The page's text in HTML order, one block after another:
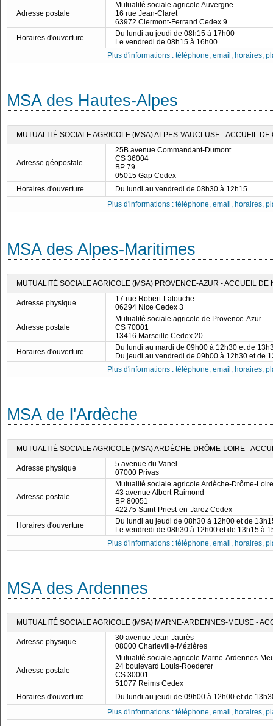
Adresse postale
Mutualité sociale agricole Auvergne
16 rue Jean-Claret
63972 Clermont-Ferrand Cedex 9
Horaires d'ouverture
Du lundi au jeudi de 08h15 à 17h00
Le vendredi de 08h15 à 16h00
Plus d'informations : téléphone, email, horaires,
MSA des Hautes-Alpes
MUTUALITÉ SOCIALE AGRICOLE (MSA) ALPES-VAUCLUSE - ACCUEIL DE
Adresse géopostale
25B avenue Commandant-Dumont
CS 36004
BP 79
05015 Gap Cedex
Horaires d'ouverture
Du lundi au vendredi de 08h30 à 12h15
Plus d'informations : téléphone, email, horaires,
MSA des Alpes-Maritimes
MUTUALITÉ SOCIALE AGRICOLE (MSA) PROVENCE-AZUR - ACCUEIL DE
Adresse physique
17 rue Robert-Latouche
06294 Nice Cedex 3
Adresse postale
Mutualité sociale agricole de Provence-Azur
CS 70001
13416 Marseille Cedex 20
Horaires d'ouverture
Du lundi au mardi de 09h00 à 12h30 et de
Du jeudi au vendredi de 09h00 à 12h30 et de
Plus d'informations : téléphone, email, horaires,
MSA de l'Ardèche
MUTUALITÉ SOCIALE AGRICOLE (MSA) ARDÈCHE-DRÔME-LOIRE -
Adresse physique
5 avenue du Vanel
07000 Privas
Adresse postale
Mutualité sociale agricole Ardèche-Drôme-Loire
43 avenue Albert-Raimond
BP 80051
42275 Saint-Priest-en-Jarez Cedex
Horaires d'ouverture
Du lundi au jeudi de 08h30 à 12h00 et de
Le vendredi de 08h30 à 12h00 et de 13h15 à
Plus d'informations : téléphone, email, horaires,
MSA des Ardennes
MUTUALITÉ SOCIALE AGRICOLE (MSA) MARNE-ARDENNES-MEUSE -
Adresse physique
30 avenue Jean-Jaurès
08000 Charleville-Mézières
Adresse postale
Mutualité sociale agricole Marne-Ardennes-
24 boulevard Louis-Roederer
CS 30001
51077 Reims Cedex
Horaires d'ouverture
Du lundi au jeudi de 09h00 à 12h00 et de
Plus d'informations : téléphone, email, horaires,